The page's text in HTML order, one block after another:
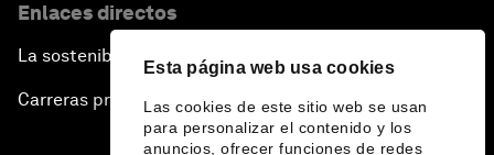
Esta página web usa cookies
Las cookies de este sitio web se usan
para personalizar el contenido y los
anuncios, ofrecer funciones de redes
Enlaces directos
La sostenibilidad en el Foro
Carreras profesionales